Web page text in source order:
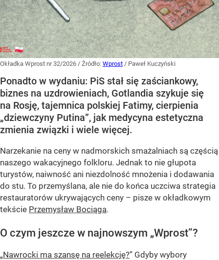
Okładka Wprost nr 32/2026 / Źródło: Wprost / Paweł Kuczyński
Ponadto w wydaniu: PiS stał się zaściankowy,
biznes na uzdrowieniach, Gotlandia szykuje się
na Rosję, tajemnica polskiej Fatimy, cierpienia
„dziewczyny Putina”, jak medycyna estetyczna
zmienia związki i wiele więcej.
Narzekanie na ceny w nadmorskich smażalniach są częścią
naszego wakacyjnego folkloru. Jednak to nie głupota
turystów, naiwność ani niezdolność mnożenia i dodawania
do stu. To przemyślana, ale nie do końca uczciwa strategia
restauratorów ukrywających ceny – pisze w okładkowym
tekście Przemysław Bociąga.
O czym jeszcze w najnowszym „Wprost”?
„Nawrocki ma szansę na reelekcję?” Gdyby wybory